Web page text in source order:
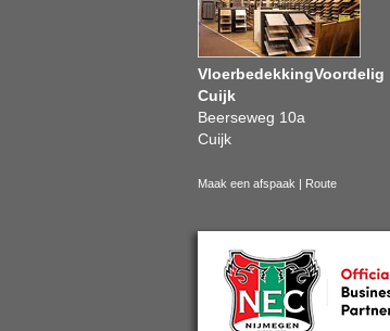
VloerbedekkingVoordelig
Cuijk
Beerseweg 10a
Cuijk
Maak een afspaak | Route